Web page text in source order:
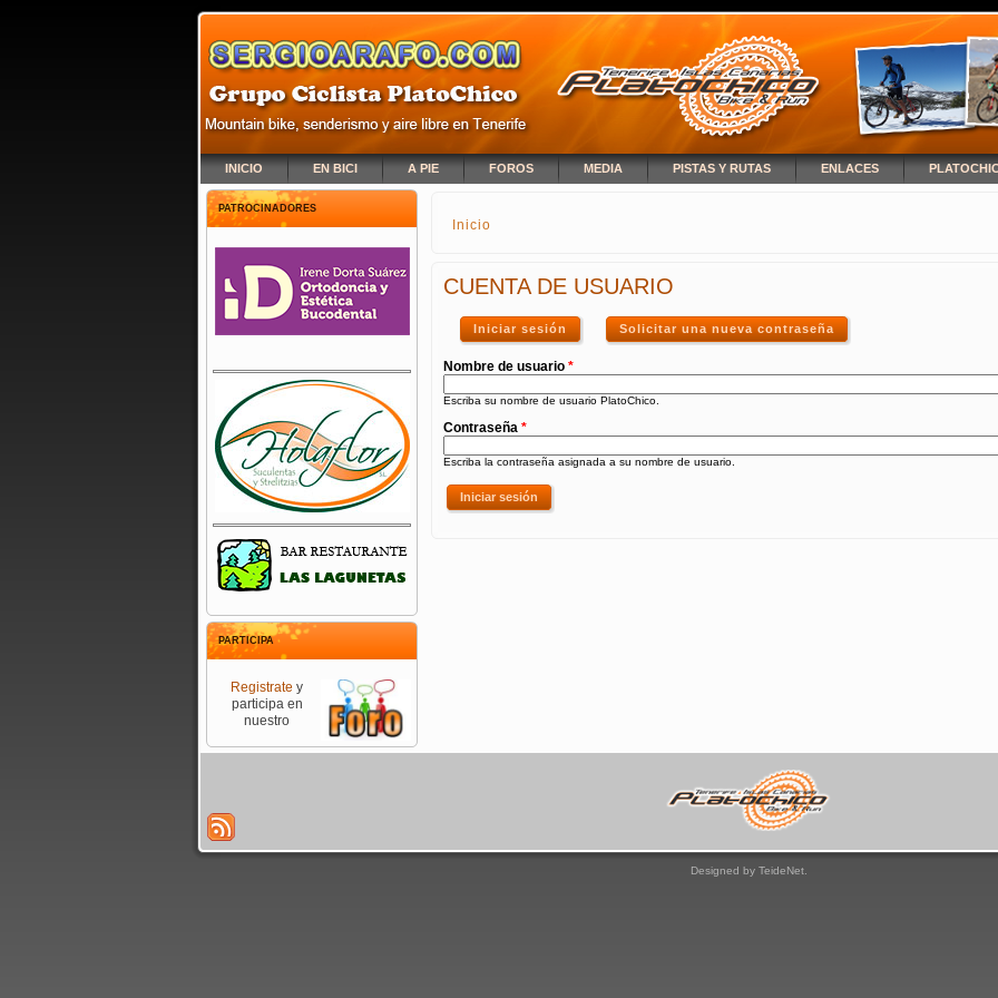
INICIO EN BICI A PIE FOROS MEDIA PISTAS Y RUTAS ENLACES
PATROCINADORES
PARTICIPA
Registrate y
participa en
nuestro
SE ENCUENTRA USTED AQUÍ
Inicio
CUENTA DE USUARIO
Iniciar sesión (solapa activa)Solicitar una nueva contraseña
Nombre de usuario *
Escriba su nombre de usuario PlatoChico.
Contraseña *
Escriba la contraseña asignada a su nombre de usuario.
Designed by TeideNet.